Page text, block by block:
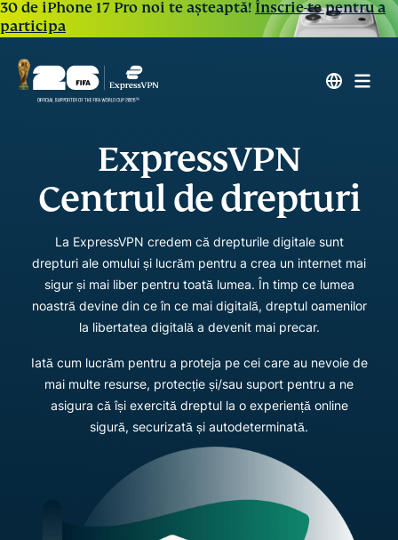
30 de iPhone 17 Pro noi te așteaptă! Înscrie-te pentru a
participa
ExpressVPN
Centrul de drepturi
La ExpressVPN credem că drepturile digitale sunt
drepturi ale omului și lucrăm pentru a crea un internet mai
sigur și mai liber pentru toată lumea. În timp ce lumea
noastră devine din ce în ce mai digitală, dreptul oamenilor
la libertatea digitală a devenit mai precar.
Iată cum lucrăm pentru a proteja pe cei care au nevoie de
mai multe resurse, protecție și/sau suport pentru a ne
asigura că își exercită dreptul la o experiență online
sigură, securizată și autodeterminată.